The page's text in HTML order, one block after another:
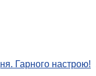
Гарного настрою!